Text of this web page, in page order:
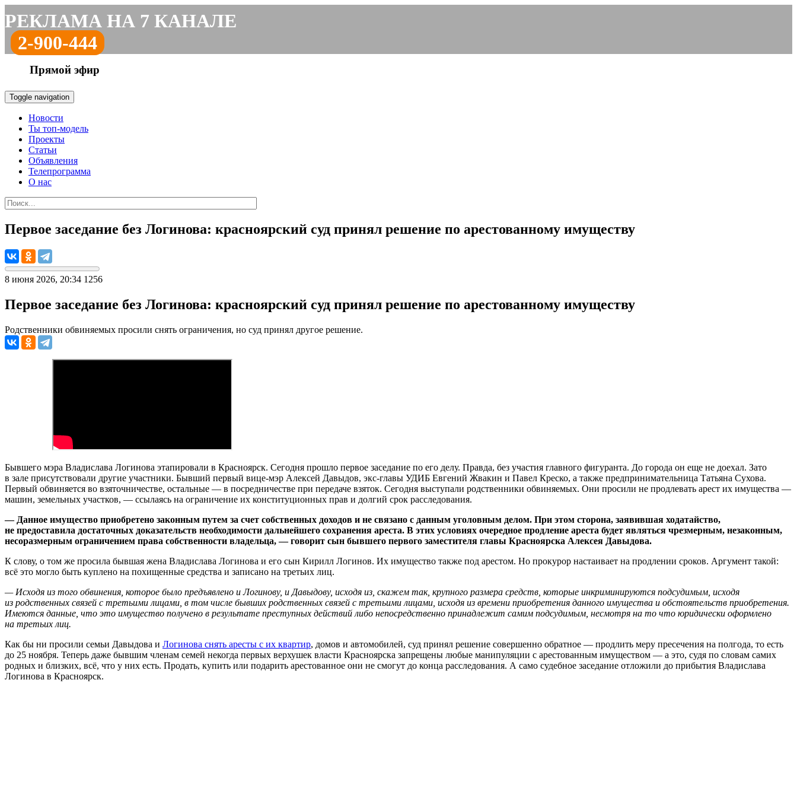
РЕКЛАМА НА 7 КАНАЛЕ
2-900-444
Прямой эфир
Toggle navigation
Новости
Ты топ-модель
Проекты
Статьи
Объявления
Телепрограмма
О нас
Первое заседание без Логинова: красноярский суд принял решение по арестованному имуществу
8 июня 2026, 20:34 1256
Первое заседание без Логинова: красноярский суд принял решение по арестованному имуществу
Родственники обвиняемых просили снять ограничения, но суд принял другое решение.
Бывшего мэра Владислава Логинова этапировали в Красноярск. Сегодня прошло первое заседание по его делу. Правда, без участия главного фигуранта. До города он еще не доехал. Зато
в зале присутствовали другие участники. Бывший первый вице-мэр Алексей Давыдов, экс-главы УДИБ Евгений Жвакин и Павел Креско, а также предпринимательница Татьяна Сухова.
Первый обвиняется во взяточничестве, остальные — в посредничестве при передаче взяток. Сегодня выступали родственники обвиняемых. Они просили не продлевать арест их имущества —
машин, земельных участков, — ссылаясь на ограничение их конституционных прав и долгий срок расследования.
— Данное имущество приобретено законным путем за счет собственных доходов и не связано с данным уголовным делом. При этом сторона, заявившая ходатайство,
не предоставила достаточных доказательств необходимости дальнейшего сохранения ареста. В этих условиях очередное продление ареста будет являться чрезмерным, незаконным,
несоразмерным ограничением права собственности владельца, — говорит сын бывшего первого заместителя главы Красноярска Алексея Давыдова.
К слову, о том же просила бывшая жена Владислава Логинова и его сын Кирилл Логинов. Их имущество также под арестом. Но прокурор настаивает на продлении сроков. Аргумент такой:
всё это могло быть куплено на похищенные средства и записано на третьих лиц.
— Исходя из того обвинения, которое было предъявлено и Логинову, и Давыдову, исходя из, скажем так, крупного размера средств, которые инкриминируются подсудимым, исходя
из родственных связей с третьими лицами, в том числе бывших родственных связей с третьими лицами, исходя из времени приобретения данного имущества и обстоятельств приобретения.
Имеются данные, что это имущество получено в результате преступных действий либо непосредственно принадлежит самим подсудимым, несмотря на то что юридически оформлено
на третьих лиц.
Как бы ни просили семьи Давыдова и Логинова снять аресты с их квартир, домов и автомобилей, суд принял решение совершенно обратное — продлить меру пресечения на полгода, то есть
до 25 ноября. Теперь даже бывшим членам семей некогда первых верхушек власти Красноярска запрещены любые манипуляции с арестованным имуществом — а это, судя по словам самих
родных и близких, всё, что у них есть. Продать, купить или подарить арестованное они не смогут до конца расследования. А само судебное заседание отложили до прибытия Владислава
Логинова в Красноярск.